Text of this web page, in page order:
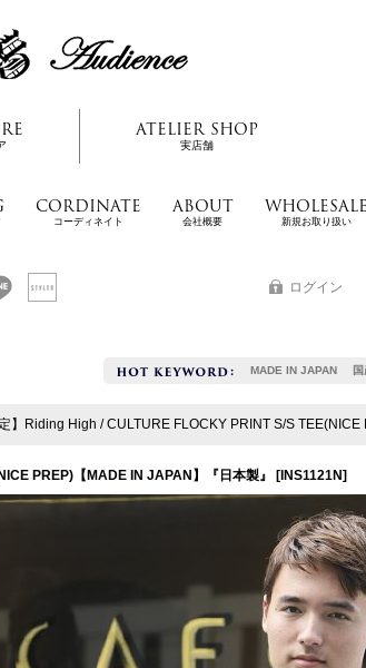
ATELIER SHOP
実店舗
CORDINATE
コーディネイト
ABOUT
会社概要
WHOLESALE
新規お取り扱い
MADE IN JAPAN
ログイン
】Riding High / CULTURE FLOCKY PRINT S/S TEE(NICE
PREP)【MADE IN JAPAN】『日本製』 [ INS1121N]